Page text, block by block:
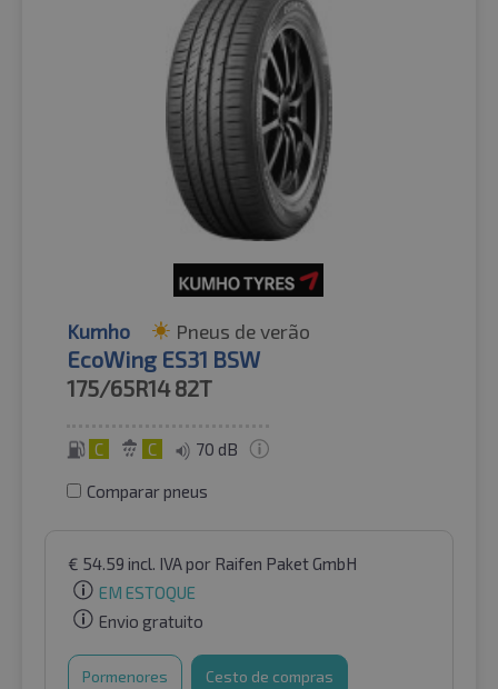
Kumho Pneus de verão
EcoWing ES31 BSW
175/65R14 82T
C C 70 dB
Comparar pneus
€ 54.59 incl. IVApor Raifen Paket GmbH
EM ESTOQUE
Envio gratuito
Pormenores Cesto de compras